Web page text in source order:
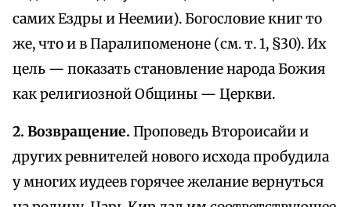
самих Ездры и Неемии). Богословие книг то
же, что и в Паралипоменоне (см. т. 1, §30). Их
цель — показать становление народа Божия
как религиозной Общины — Церкви.
2. Возвращение. Проповедь Второисайи и
других ревнителей нового исхода пробудила
у многих иудеев горячее желание вернуться